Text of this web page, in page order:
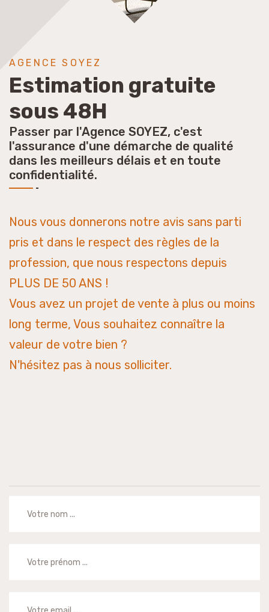
AGENCE SOYEZ
Estimation gratuite
sous 48H
Passer par l'Agence SOYEZ, c'est
l'assurance d'une démarche de qualité
dans les meilleurs délais et en toute
confidentialité.
Nous vous donnerons notre avis sans parti
pris et dans le respect des règles de la
profession, que nous respectons depuis
PLUS DE 50 ANS !
Vous avez un projet de vente à plus ou moins
long terme, Vous souhaitez connaître la
valeur de votre bien ?
N'hésitez pas à nous solliciter.